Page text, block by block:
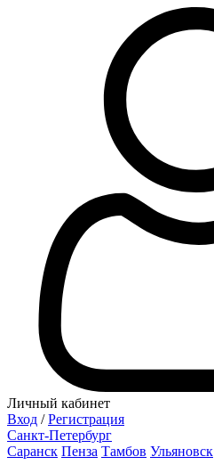
Личный кабинет
Вход / Регистрация
Санкт-Петербург
Саранск Пенза Тамбов Ульяновск